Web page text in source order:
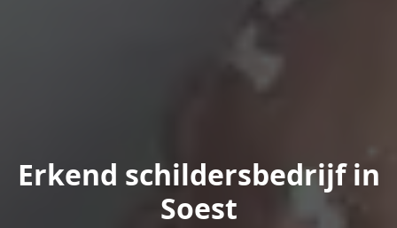
Erkend schildersbedrijf in
Soest